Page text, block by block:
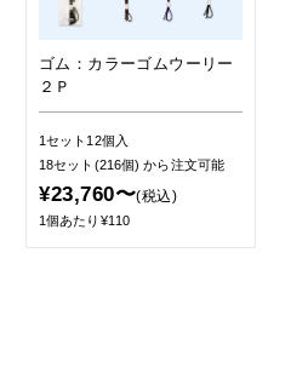
ゴム：カラーゴムウーリー
２Ｐ
1セット12個入
18セット(216個)から注文可能
¥23,760〜(税込)
1個あたり¥110